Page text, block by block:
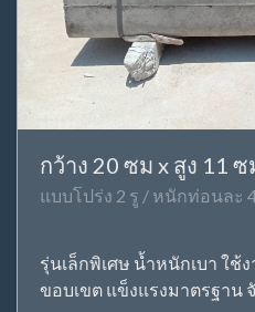
กว้าง 20 ซม x สูง 11
แบบโปร่ง 2 รู / หนักท่อนละ
รุ่นเล็กพิเศษ น้ำหนักเบา ใช้
ขอบเขต แข็งแรงมาตรฐาน